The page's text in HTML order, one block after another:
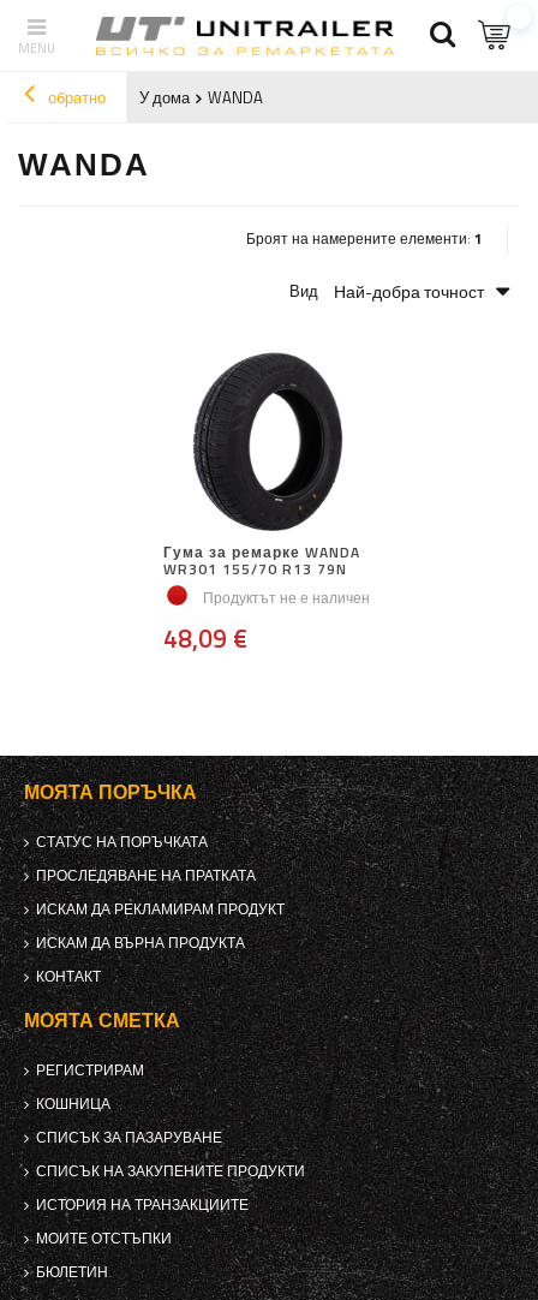
обратно У дома WANDA
WANDA
Броят на намерените елементи: 1
Вид Най-добра точност
Гума за ремарке WANDA
WR301 155/70 R13 79N
Продуктът не е наличен
48,09 €
МОЯТА ПОРЪЧКА
СТАТУС НА ПОРЪЧКАТА
ПРОСЛЕДЯВАНЕ НА ПРАТКАТА
ИСКАМ ДА РЕКЛАМИРАМ ПРОДУКТ
ИСКАМ ДА ВЪРНА ПРОДУКТА
КОНТАКТ
МОЯТА СМЕТКА
РЕГИСТРИРАМ
КОШНИЦА
СПИСЪК ЗА ПАЗАРУВАНЕ
СПИСЪК НА ЗАКУПЕНИТЕ ПРОДУКТИ
ИСТОРИЯ НА ТРАНЗАКЦИИТЕ
МОИТЕ ОТСТЪПКИ
БЮЛЕТИН